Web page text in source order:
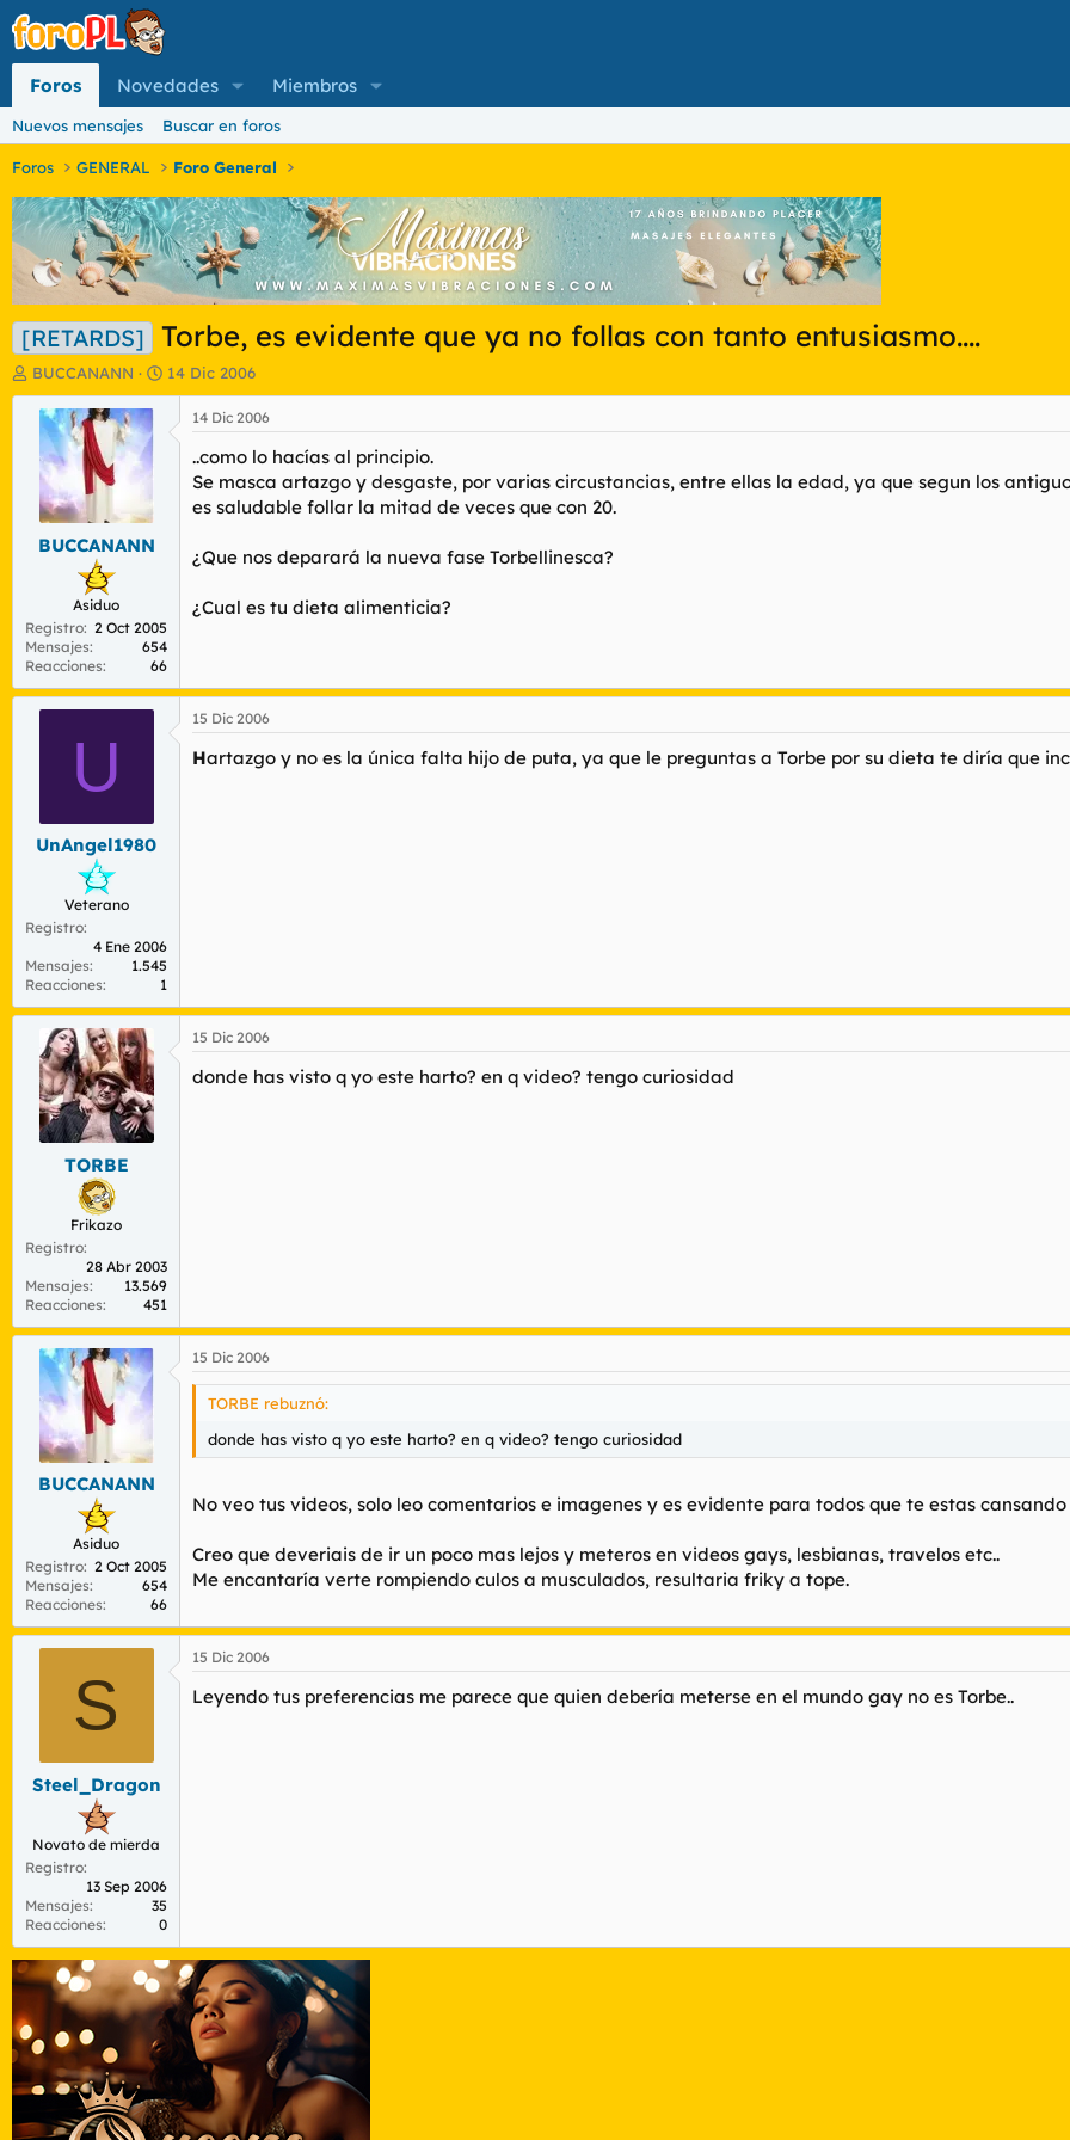
Foros Novedades Miembros
Nuevos mensajes Buscar en foros
Foros GENERAL Foro General
[RETARDS] Torbe, es evidente que ya no follas con tanto entusiasmo....
I
n
a
d
o
t
e
m
a
BUCCANANN
F
e
h
14 Dic 2006
BUCCANANN
Asiduo
Registro 2 Oct 2005
Mensajes
654
Reacciones
66
14 Dic 2006
..como lo hacías al principio.
Se masca artazgo y desgaste, por varias circustancias, entre ellas la edad, ya que segun los
es saludable follar la mitad de veces que con 20.
¿Que nos deparará la nueva fase Torbellinesca?
¿Cual es tu dieta alimenticia?
U
UnAngel1980
Veterano
Registro
4 Ene 2006
Mensajes
1.545
Reacciones
1
15 Dic 2006
Hartazgo y no es la única falta hijo de puta, ya que le preguntas a Torbe por su dieta te diría que
TORBE
Frikazo
Registro
28 Abr 2003
Mensajes
13.569
Reacciones
451
15 Dic 2006
donde has visto q yo este harto? en q video? tengo curiosidad
BUCCANANN
Asiduo
Registro 2 Oct 2005
Mensajes
654
Reacciones
66
15 Dic 2006
TORBE rebuznó:
donde has visto q yo este harto? en q video? tengo curiosidad
No veo tus videos, solo leo comentarios e imagenes y es evidente para todos que te estas
Creo que deveriais de ir un poco mas lejos y meteros en videos gays, lesbianas, travelos etc..
Me encantaría verte rompiendo culos a musculados, resultaria friky a tope.
S
Steel_Dragon
Novato de mierda
Registro
13 Sep 2006
Mensajes
35
Reacciones
0
15 Dic 2006
Leyendo tus preferencias me parece que quien debería meterse en el mundo gay no es Torbe..